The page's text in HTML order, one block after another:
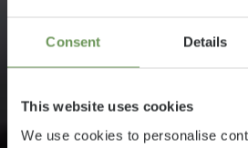
Consent Details
This website uses cookies
We use cookies to personalise